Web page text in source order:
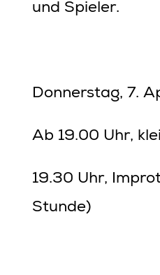
und Spieler.
Donnerstag, 7.
Ab 19.00 Uhr,
19.30 Uhr,
Stunde)